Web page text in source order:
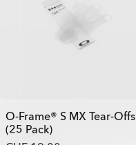
O-Frame® S MX Tear-Offs
(25 Pack)